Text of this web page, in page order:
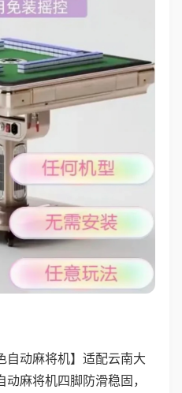
自动麻将机】适配云南大
麻将机四脚防滑稳固，